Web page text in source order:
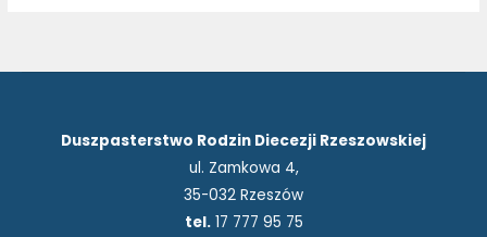
Duszpasterstwo Rodzin Diecezji Rzeszowskiej
ul. Zamkowa 4,
35-032 Rzeszów
tel.17 777 95 75